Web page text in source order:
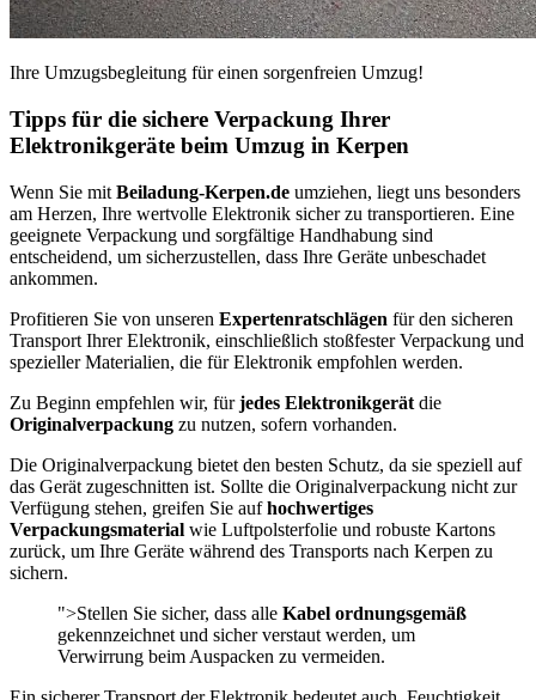
Ihre Umzugsbegleitung für einen sorgenfreien Umzug!
Tipps für die sichere Verpackung Ihrer
Elektronikgeräte beim Umzug in Kerpen
Wenn Sie mit Beiladung-Kerpen.de umziehen, liegt uns besonders
am Herzen, Ihre wertvolle Elektronik sicher zu transportieren. Eine
geeignete Verpackung und sorgfältige Handhabung sind
entscheidend, um sicherzustellen, dass Ihre Geräte unbeschadet
ankommen.
Profitieren Sie von unseren Expertenratschlägen für den sicheren
Transport Ihrer Elektronik, einschließlich stoßfester Verpackung und
spezieller Materialien, die für Elektronik empfohlen werden.
Zu Beginn empfehlen wir, fürjedes Elektronikgerät die
Originalverpackung zu nutzen, sofern vorhanden.
Die Originalverpackung bietet den besten Schutz, da sie speziell auf
das Gerät zugeschnitten ist. Sollte die Originalverpackung nicht zur
Verfügung stehen, greifen Sie aufhochwertiges
Verpackungsmaterial wie Luftpolsterfolie und robuste Kartons
zurück, um Ihre Geräte während des Transports nach Kerpen zu
sichern.
">Stellen Sie sicher, dass alle Kabel ordnungsgemäß
gekennzeichnet und sicher verstaut werden, um
Verwirrung beim Auspacken zu vermeiden.